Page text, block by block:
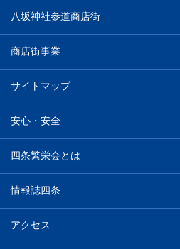
八坂神社参道商店街
商店街事業
サイトマップ
安心・安全
四条繁栄会とは
情報誌四条
アクセス